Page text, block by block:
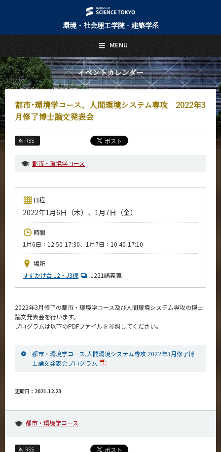
環境・社会理工学院 - 建築学系
イベントカレンダー
都市･環境学コース、人間環境システム専攻 2022年3
月修了博士論文発表会
RSS
都市・環境学コース
日程
2022年1月6日（木）、1月7日（金）
時間
1月6日：12:50-17:30、1月7日：10:40-17:10
場所
すずかけ台 J2・J3棟
J221講義室
2022年3月修了の都市・環境学コース及び人間環境システム専攻の博士
論文発表会を行います。
プログラムは以下のPDFファイルを参照してください。
都市・環境学コース,人間環境システム専攻 2022年3月修了博
士論文発表会プログラム
更新日：2021.12.23
都市・環境学コース
RSS
MENU
日本語 English
トップページ
Top Page
建築学系について
About Us
教育
Education
教員・研究室
Faculty and Laboratories
未来
Admissions
建築学系 News
News
イベントカレンダー
Event Calendar
今後のイベント
年別アーカイブ
サイト構成
CLOSE